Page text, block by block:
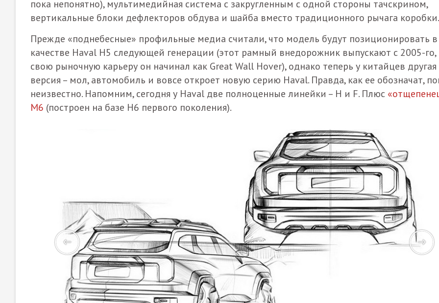
пока непонятно), мультимедийная система с закругленным с одной стороны тачскрином,
вертикальные блоки дефлекторов обдува и шайба вместо традиционного рычага коробки.
Прежде «поднебесные» профильные медиа считали, что модель будут позиционировать в
качестве Haval H5 следующей генерации (этот рамный внедорожник выпускают с 2005-го,
свою рыночную карьеру он начинал как Great Wall Hover), однако теперь у китайцев другая
версия – мол, автомобиль и вовсе откроет новую серию Haval. Правда, как ее обозначат,
неизвестно. Напомним, сегодня у Haval две полноценные линейки – H и F. Плюс
M6 (построен на базе H6 первого поколения).